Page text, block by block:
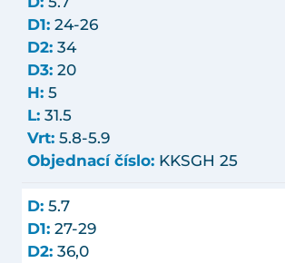
D1: 24-26
D2: 34
D3: 20
H: 5
L: 31.5
Vrt: 5.8-5.9
Objednací číslo: KKSGH 25
D: 5.7
D1: 27-29
D2: 36,0